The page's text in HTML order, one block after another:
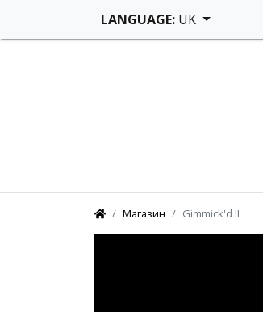
LANGUAGE: UK
Магазин Gimmick'd II